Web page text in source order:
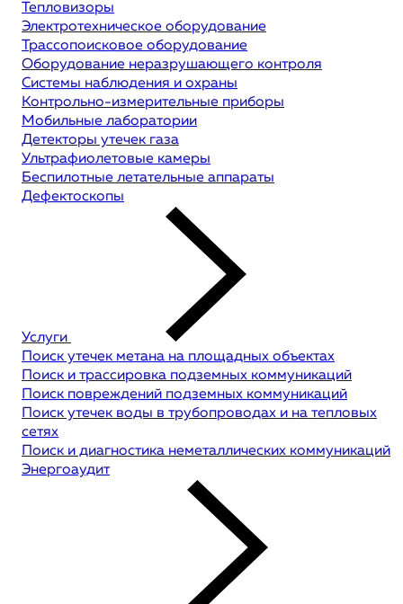
Тепловизоры
Электротехническое оборудование
Трассопоисковое оборудование
Оборудование неразрушающего контроля
Системы наблюдения и охраны
Контрольно-измерительные приборы
Мобильные лаборатории
Детекторы утечек газа
Ультрафиолетовые камеры
Беспилотные летательные аппараты
Дефектоскопы
Услуги
Поиск утечек метана на площадных объектах
Поиск и трассировка подземных коммуникаций
Поиск повреждений подземных коммуникаций
Поиск утечек воды в трубопроводах и на тепловых
сетях
Поиск и диагностика неметаллических коммуникаций
Энергоаудит